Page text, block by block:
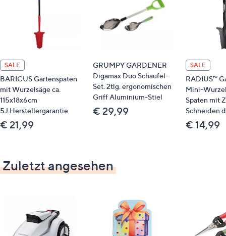
SALE
BARICUS Gartenspaten
mit Wurzelsäge ca.
115x18x6cm
5J.Herstellergarantie
€ 21,99
GRUMPY GARDENER
Digamax Duo Schaufel-
Set. 2tlg. ergonomischen
Griff Aluminium-Stiel
€ 29,99
SALE
RADIUS™
Mini-
Spaten mit
Schneiden
€ 14,99
Zuletzt angesehen